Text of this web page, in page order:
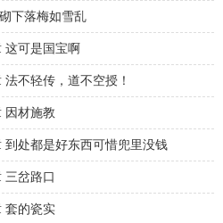
下落梅如雪乱
这可是国宝啊
不轻传，道不空授！
因材施教
到处都是好东西可惜兜里没钱
三岔路口
套的瓷实